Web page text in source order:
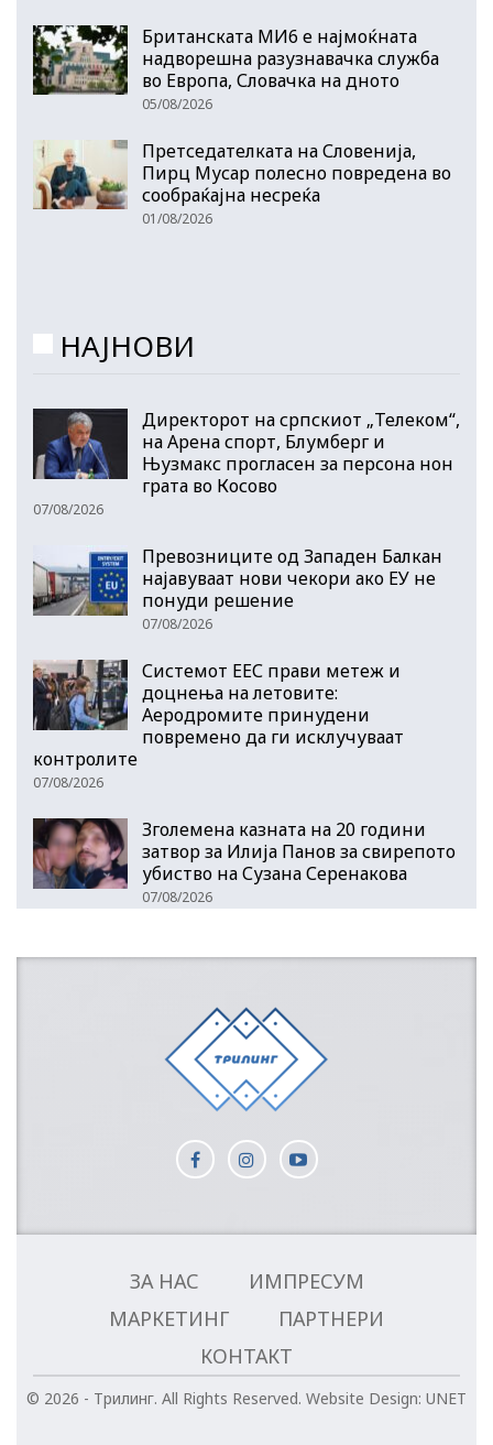
Британската МИ6 е најмоќната
надворешна разузнавачка служба
во Европа, Словачка на дното
05/08/2026
Претседателката на Словенија,
Пирц Мусар полесно повредена во
сообраќајна несреќа
01/08/2026
НАЈНОВИ
Директорот на српскиот „Телеком“,
на Арена спорт, Блумберг и
Њузмакс прогласен за персона нон
грата во Косово
07/08/2026
Превозниците од Западен Балкан
најавуваат нови чекори ако ЕУ не
понуди решение
07/08/2026
Системот ЕЕС прави метеж и
доцнења на летовите:
Аеродромите принудени
повремено да ги исклучуваат
контролите
07/08/2026
Зголемена казната на 20 години
затвор за Илија Панов за свирепото
убиство на Сузана Серенакова
07/08/2026
ЗА НАС
ИМПРЕСУМ
МАРКЕТИНГ
ПАРТНЕРИ
КОНТАКТ
© 2026 - Трилинг. All Rights Reserved. Website Design: UNET